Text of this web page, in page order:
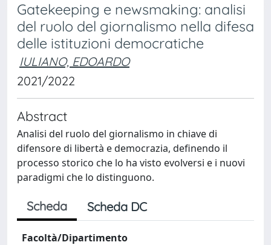
Gatekeeping e newsmaking: analisi
del ruolo del giornalismo nella difesa
delle istituzioni democratiche
IULIANO, EDOARDO
2021/2022
Abstract
Analisi del ruolo del giornalismo in chiave di
difensore di libertà e democrazia, definendo il
processo storico che lo ha visto evolversi e i nuovi
paradigmi che lo distinguono.
Scheda Scheda DC
Facoltà/Dipartimento